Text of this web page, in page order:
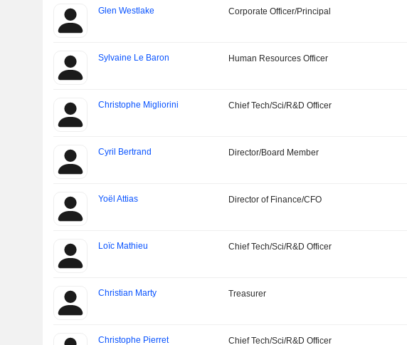
Glen Westlake Corporate Officer/Principal
Sylvaine Le Baron Human Resources Officer
Christophe Migliorini Chief Tech/Sci/R&D Officer
Cyril Bertrand Director/Board Member
Yoël Attias Director of Finance/CFO
Loïc Mathieu Chief Tech/Sci/R&D Officer
Christian Marty Treasurer
Christophe Pierret Chief Tech/Sci/R&D Officer